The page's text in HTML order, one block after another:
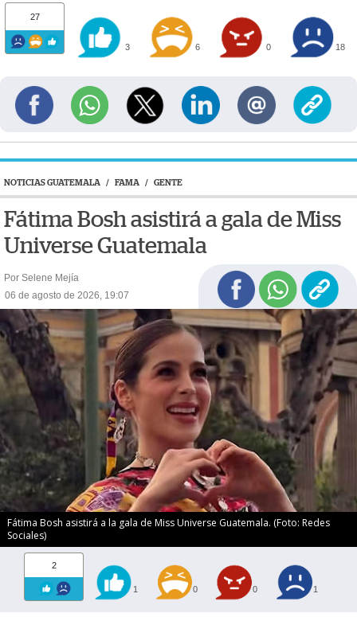
27
3 6 0 18
NOTICIAS GUATEMALA / FAMA / GENTE
Fátima Bosh asistirá a gala de Miss
Universe Guatemala
Por Selene Mejía
06 de agosto de 2026, 19:07
Fátima Bosh asistirá a la gala de Miss Universe Guatemala. (Foto: Redes
Sociales)
2
1 0 0 1